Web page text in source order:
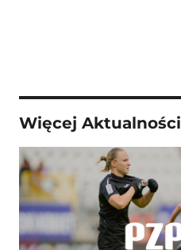
Więcej Aktualności